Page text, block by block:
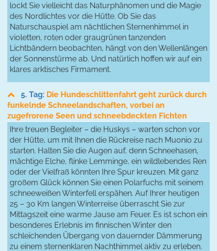
lockt Sie vielleicht das Naturphänomen und die Magie
des Nordlichtes vor die Hütte. Ob Sie das
Naturschauspiel am nächtlichen Sternenhimmel in
violetten, roten oder graugrünen tanzenden
Lichtbändern beobachten, hängt von den Wellenlängen
der Sonnenstürme ab. Und natürlich hoffen wir auf ein
klares arktisches Firmament.
5. Tag: Die Hundeschlittenfahrt geht zurück durch
funkelnde Schneelandschaften, vorbei an
zugefrorene Seen und schneebdeckten Fichten
Ihre treuen Begleiter – die Huskys – warten schon vor
der Hütte, um mit Ihnen die Rückreise nach Muonio zu
starten. Halten Sie die Augen auf, denn Schneehasen,
mächtige Elche, flinke Lemminge, ein wildlebendes Ren
oder der Vielfraß könnten Ihre Spur kreuzen. Mit ganz
großem Glück können Sie einen Polarfuchs mit seinem
schneeweißen Winterfell erspähen. Auf Ihrer heutigen
25 – 30 Km langen Winterreise überrascht Sie zur
Mittagszeit eine warme Jause am Feuer. Es ist schon ein
besonderes Erlebnis im finnischen Winter den
schleichenden Übergang von dauernder Dämmerung
zu einem sternenklaren Nachthimmel aktiv zu erleben.